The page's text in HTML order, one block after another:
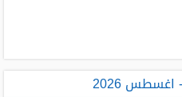
2026